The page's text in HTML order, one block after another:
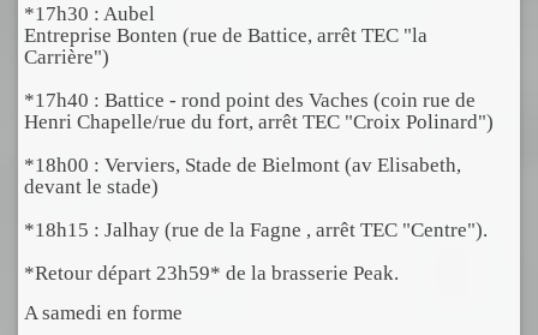
*17h30 : Aubel
Entreprise Bonten (rue de Battice, arrêt TEC "la
Carrière")
*17h40 : Battice - rond point des Vaches (coin rue de
Henri Chapelle/rue du fort, arrêt TEC "Croix Polinard")
*18h00 : Verviers, Stade de Bielmont (av Elisabeth,
devant le stade)
*18h15 : Jalhay (rue de la Fagne , arrêt TEC "Centre").
*Retour départ 23h59* de la brasserie Peak.
A samedi en forme